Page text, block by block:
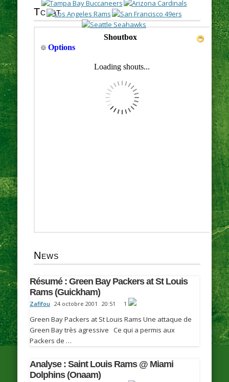
Tchat
News
Résumé : Green Bay Packers at St Louis
Rams (Guickham)
Zafifou 24 octobre 2001 20:51 1
Green Bay Packers at St Louis Rams Une attaque de
Green Bay très agressive Ce qui a permis aux
Packers de …
Analyse : Saint Louis Rams @ Miami
Dolphins (Onaam)